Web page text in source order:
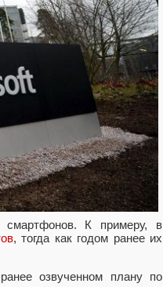
смартфонов. К примеру, в
, тогда как годом ранее их
озвученном плану по